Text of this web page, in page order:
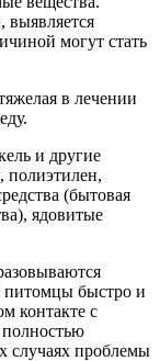
могут стать
в лечении
и другие
полиэтилен,
(бытовая
ядовитые
быстро и
контакте с
полностью
случаях проблемы